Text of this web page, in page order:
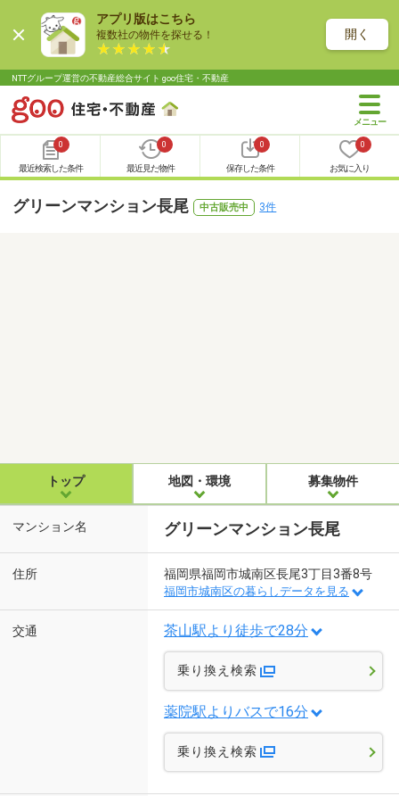
アプリ版はこちら
複数社の物件を探せる！ 開く
NTTグループ運営の不動産総合サイト goo住宅・不動産
0
最近検索した条件
0
最近見た物件
0
保存した条件
0
お気に入り
グリーンマンション長尾 中古販売中 3件
トップ 地図・環境 募集物件
マンション名 グリーンマンション長尾
住所 福岡県福岡市城南区長尾3丁目3番8号
福岡市城南区の暮らしデータを見る
交通 茶山駅より徒歩で28分
乗り換え検索
薬院駅よりバスで16分
乗り換え検索